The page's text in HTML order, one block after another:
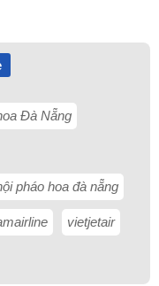
Đà Nẵng
pháo hoa đà nẵng
vietjetair